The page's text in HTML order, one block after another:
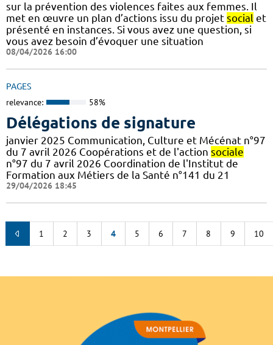
sur la prévention des violences faites aux femmes. Il
met en œuvre un plan d’actions issu du projet social et
présenté en instances. Si vous avez une question, si
vous avez besoin d’évoquer une situation
08/04/2026 16:00
PAGES
relevance: 58%
Délégations de signature
janvier 2025 Communication, Culture et Mécénat n°97
du 7 avril 2026 Coopérations et de l'action sociale
n°97 du 7 avril 2026 Coordination de l'Institut de
Formation aux Métiers de la Santé n°141 du 21
29/04/2026 18:45
1 2 3 4 5 6 7 8 9 10